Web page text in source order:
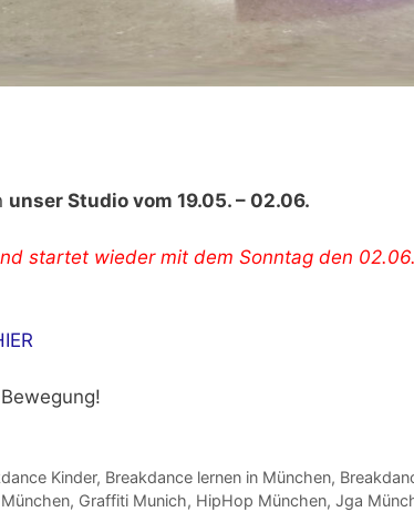
unser Studio vom 19.05. – 02.06.
startet wieder mit dem Sonntag den 02.06.
Kinder, Breakdance lernen in München,
, Graffiti Munich, HipHop München, Jga